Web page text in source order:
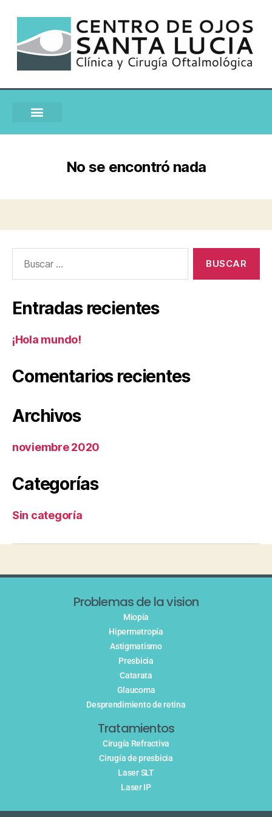
No se encontró nada
Entradas recientes
¡Hola mundo!
Comentarios recientes
Archivos
noviembre 2020
Categorías
Sin categoría
Problemas de la vision
Miopía
Hipermetropía
Astigmatismo
Presbicia
Catarata
Glaucoma
Desprendimiento de retina
Tratamientos
Cirugía Refractiva
Cirugía de presbicia
Laser SLT
Laser IP